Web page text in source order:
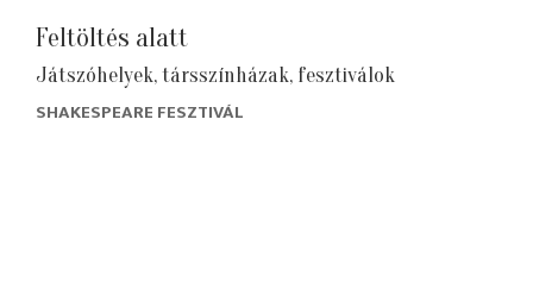
Feltöltés alatt
Játszóhelyek, társszínházak, fesztiválok
SHAKESPEARE FESZTIVÁL